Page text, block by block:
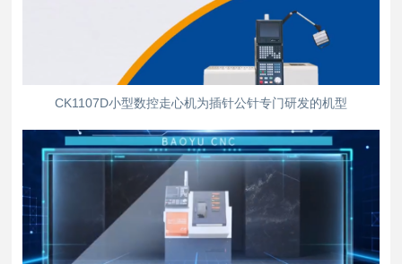
CK1107D小型数控走心机为插针公针专门研发的机型